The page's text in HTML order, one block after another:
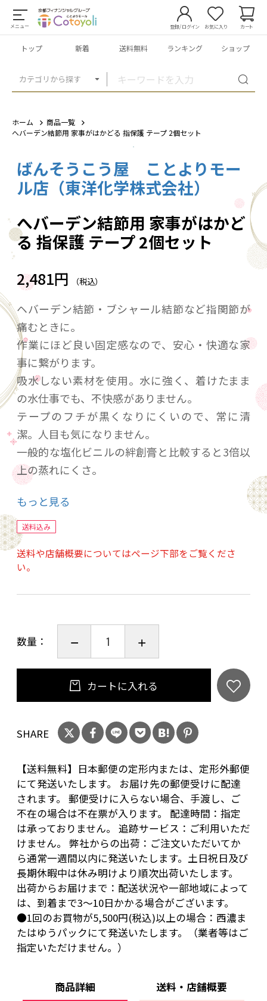
メニュー
カテゴリから探す
登録/ログイン お気に入り カート
トップ 新着 送料無料 ランキング ショップ
ホーム
商品一覧
へバーデン結節用 家事がはかどる 指保護 テープ 2個セット
ばんそうこう屋 ことよりモー
ル店（東洋化学株式会社）
へバーデン結節用 家事がはかど
る 指保護 テープ 2個セット
2,481円 （税込）
ヘバーデン結節・ブシャール結節など指関節が
痛むときに。
作業にほど良い固定感なので、安心・快適な家
事に繋がります。
吸水しない素材を使用。水に強く、着けたまま
の水仕事でも、不快感がありません。
テープのフチが黒くなりにくいので、常に清
潔。人目も気になりません。
一般的な塩化ビニルの絆創膏と比較すると3倍以
上の蒸れにくさ。
長時間貼っていても快適です。
※画像はイメージです。
※再使用禁止。
※製品裏面に記載の「使用上の注意」をよく読
※品質保持期限：5年。
（一般医療機器、フィルムサイズ：
25mm×72mm、内容量：60枚、粘着テープ：
ウレタン不織布・ウレタン樹脂フィルム・アク
リル系粘着剤、セパレーター：紙・シリコン樹
脂、日本製）
もっと見る
送料込み
送料や店舗概要についてはページ下部をご覧くださ
い。
数量：
カートに入れる
SHARE
【送料無料】日本郵便の定形内または、定形外郵便
にて発送いたします。 お届け先の郵便受けに配達
されます。 郵便受けに入らない場合、手渡し、ご
不在の場合は不在票が入ります。 配達時間：指定
は承っておりません。 追跡サービス：ご利用いただ
けません。 弊社からの出荷：ご注文いただいてか
ら通常一週間以内に発送いたします。土日祝日及び
長期休暇中は休み明けより順次出荷いたします。
出荷からお届けまで：配送状況や一部地域によって
は、到着まで3～10日かかる場合がございます。
●1回のお買物が5,500円(税込)以上の場合：西濃ま
たはゆうパックにて発送いたします。（業者等はご
指定いただけません。）
商品詳細 送料・店舗概要